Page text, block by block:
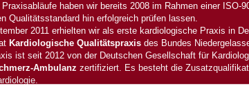
Praxisabläufe haben wir bereits 2008 im Rahmen einer ISO-
Qualitätsstandard hin erfolgreich prüfen lassen.
2011 erhielten wir als erste kardiologische Praxis in
Kardiologische Qualitätspraxis des Bundes
ist seit 2012 von der Deutschen Gesellschaft für
Ambulanz zertifiziert. Es besteht die